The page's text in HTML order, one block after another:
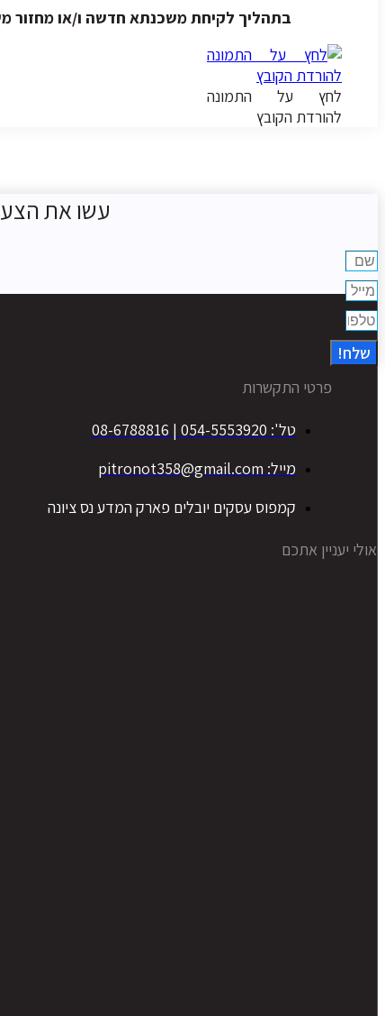
בתהליך לקיחת משכנתא חדשה ו/או מחזור
לחץ על התמונה
להורדת הקובץ
עשו את
שלח!
פרטי התקשרות
טל': 054-5553920 | 08-6788816
מייל: pitronot358@gmail.com
קמפוס עסקים יובלים פארק המדע נס ציונה
אולי יעניין אתכם